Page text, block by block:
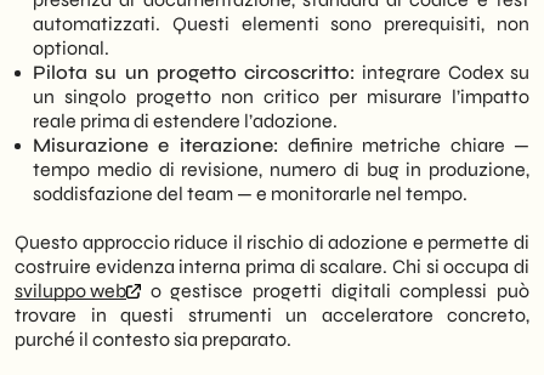
automatizzati. Questi elementi sono prerequisiti, non
optional.
Pilota su un progetto circoscritto: integrare Codex su
un singolo progetto non critico per misurare l’impatto
reale prima di estendere l’adozione.
Misurazione e iterazione: definire metriche chiare —
tempo medio di revisione, numero di bug in produzione,
soddisfazione del team — e monitorarle nel tempo.
Questo approccio riduce il rischio di adozione e permette di
costruire evidenza interna prima di scalare. Chi si occupa di
sviluppo web
o gestisce progetti digitali complessi può
trovare in questi strumenti un acceleratore concreto,
purché il contesto sia preparato.